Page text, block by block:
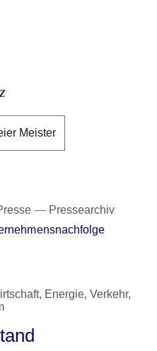
Meister
Pressearchiv
Energie, Verkehr,